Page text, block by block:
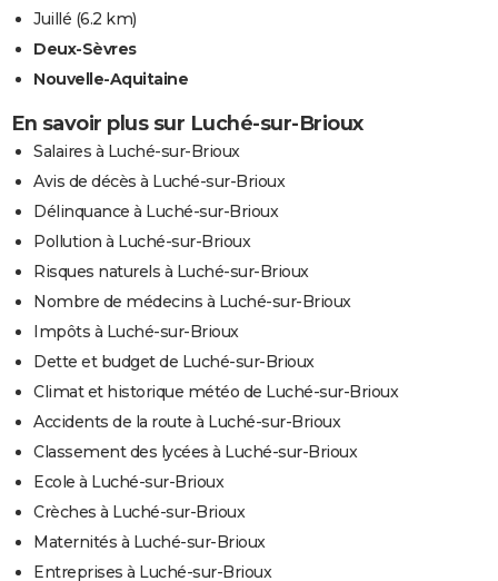
Juillé (6.2 km)
Deux-Sèvres
Nouvelle-Aquitaine
En savoir plus sur Luché-sur-Brioux
Salaires à Luché-sur-Brioux
Avis de décès à Luché-sur-Brioux
Délinquance à Luché-sur-Brioux
Pollution à Luché-sur-Brioux
Risques naturels à Luché-sur-Brioux
Nombre de médecins à Luché-sur-Brioux
Impôts à Luché-sur-Brioux
Dette et budget de Luché-sur-Brioux
Climat et historique météo de Luché-sur-Brioux
Accidents de la route à Luché-sur-Brioux
Classement des lycées à Luché-sur-Brioux
Ecole à Luché-sur-Brioux
Crèches à Luché-sur-Brioux
Maternités à Luché-sur-Brioux
Entreprises à Luché-sur-Brioux